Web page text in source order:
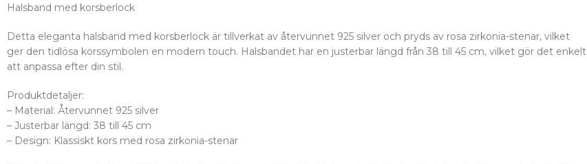
Halsband med korsberlock
Detta eleganta halsband med korsberlock är tillverkat av återvunnet 925 silver och pryds av rosa zirkonia-stenar, vilket
ger den tidlösa korssymbolen en modern touch. Halsbandet har en justerbar längd från 38 till 45 cm, vilket gör det enkelt
att anpassa efter din stil.
Produktdetaljer:
– Material: Återvunnet 925 silver
– Justerbar längd: 38 till 45 cm
– Design: Klassiskt kors med rosa zirkonia-stenar